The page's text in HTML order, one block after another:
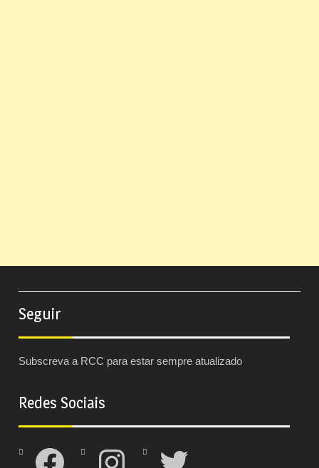
Seguir
Subscreva a RCC para estar sempre atualizado
Redes Sociais
Facebook Instagram Twitter